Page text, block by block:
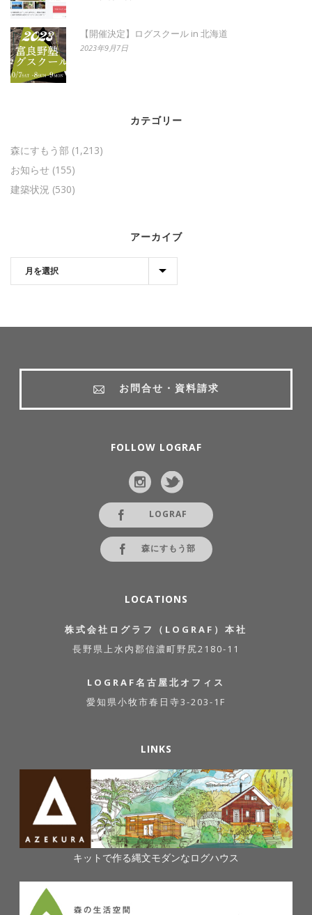
【開催決定】ログスクール in 北海道
2023年9月7日
カテゴリー
森にすもう部 (1,213)
お知らせ (155)
建築状況 (530)
アーカイブ
お問合せ・資料請求
FOLLOW LOGRAF
LOGRAF
森にすもう部
LOCATIONS
株式会社ログラフ（LOGRAF）本社
長野県上水内郡信濃町野尻2180-11
LOGRAF名古屋北オフィス
愛知県小牧市春日寺3-203-1F
LINKS
キットで作る縄文モダンなログハウス